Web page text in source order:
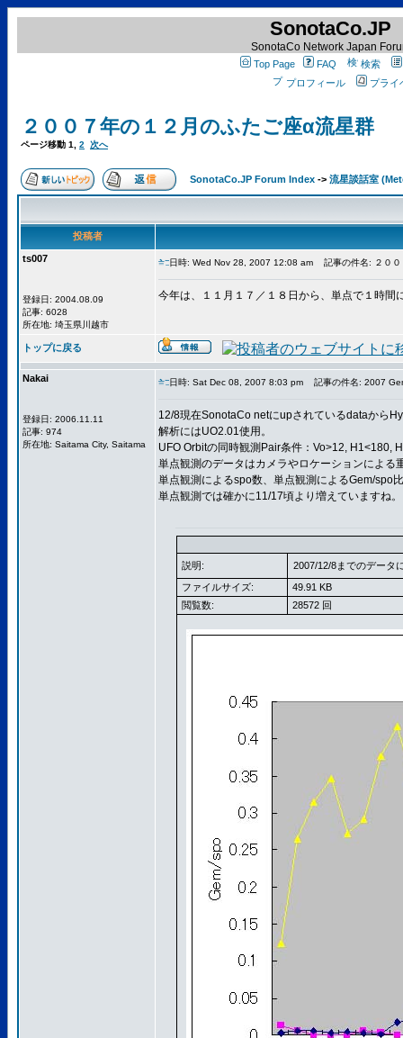
SonotaCo.JP
SonotaCo Network Japan
Top Page FAQ
検索
プロフィール
プライ
２００７年の１２月のふたご座α流星群
ページ移動 1 2 次へ
SonotaCo.JP Forum Index -> 流星談話室
投稿者
ts007
登録日: 2004.08.09
記事: 6028
所在地: 埼玉県川越市
日時: Wed Nov 28, 2007 12:08 am 記事の件名: ２００
今年は、１１月１７／１８日から、単点で１時間
トップに戻る
Nakai
登録日: 2006.11.11
記事: 974
所在地: Saitama City, Saitama
日時: Sat Dec 08, 2007 8:03 pm 記事の件名: 2007
12/8現在SonotaCo netにupされているdataから
解析にはUO2.01使用。
UFO Orbitの同時観測Pair条件：Vo>12, H1<180,
単点観測のデータはカメラやロケーションによる
単点観測によるspo数、単点観測によるGem/spo
単点観測では確かに11/17頃より増えていますね。
説明:
2007/12/8までのデータ
ファイルサイズ:
49.91 KB
閲覧数:
28572 回